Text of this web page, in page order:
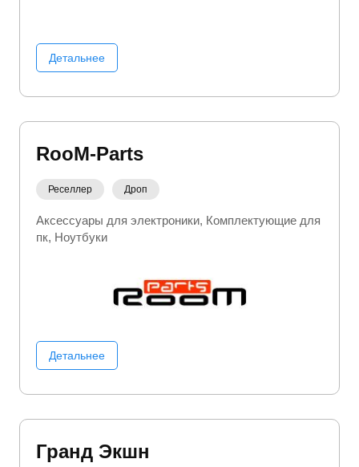
Детальнее
RooM-Parts
Реселлер Дроп
Аксессуары для электроники Комплектующие для
пк Ноутбуки
Детальнее
Гранд Экшн